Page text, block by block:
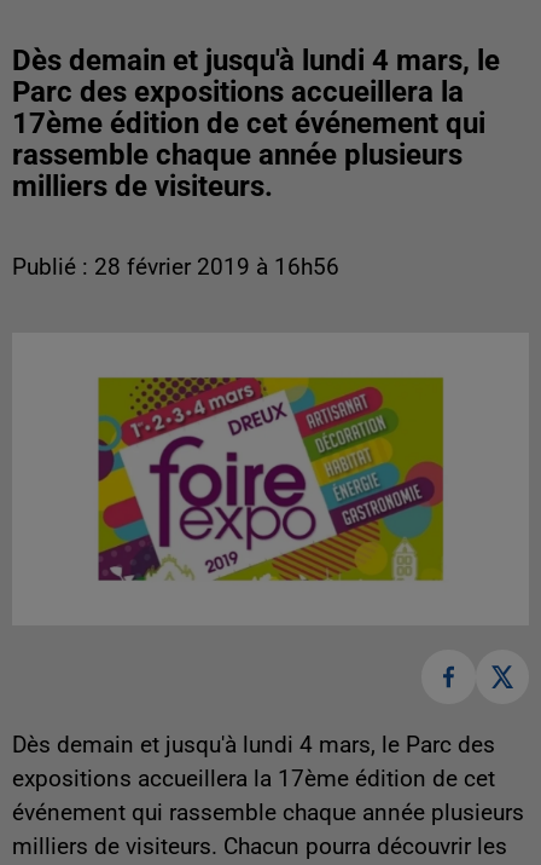
Dès demain et jusqu'à lundi 4 mars, le
Parc des expositions accueillera la
17ème édition de cet événement qui
rassemble chaque année plusieurs
milliers de visiteurs.
Publié : 28 février 2019 à 16h56
Dès demain et jusqu'à lundi 4 mars, le Parc des
expositions accueillera la 17ème édition de cet
événement qui rassemble chaque année plusieurs
milliers de visiteurs. Chacun pourra découvrir les